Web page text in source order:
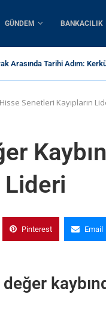
GÜNDEM BANKACILIK
Arasında Tarihi Adım:
Senetleri Kayıpların
Lideri
Pinterest Email